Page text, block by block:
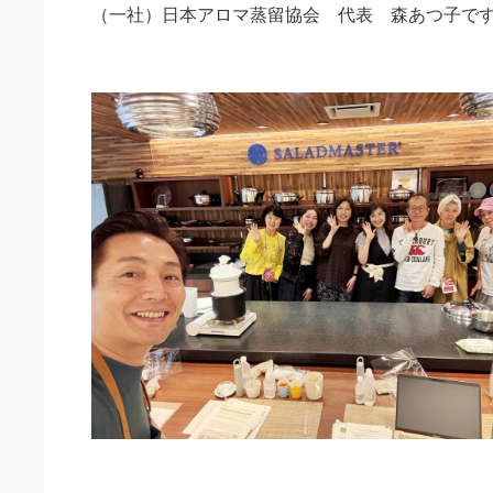
（一社）日本アロマ蒸留協会 代表 森あつ子で